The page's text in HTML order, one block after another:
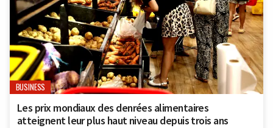
BUSINESS
Les prix mondiaux des denrées alimentaires
atteignent leur plus haut niveau depuis trois ans